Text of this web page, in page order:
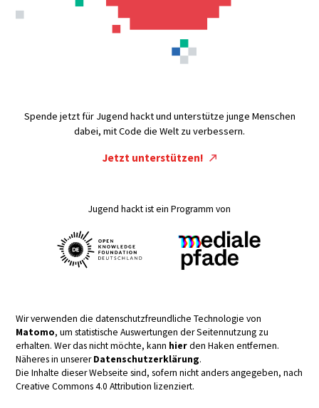
Spende jetzt für Jugend hackt und unterstütze junge Menschen
dabei, mit Code die Welt zu verbessern.
Jetzt unterstützen!
Jugend hackt ist ein Programm von
Wir verwenden die datenschutzfreundliche Technologie von
Matomo, um statistische Auswertungen der Seitennutzung zu
erhalten. Wer das nicht möchte, kann hierden Haken entfernen.
Näheres in unsererDatenschutzerklärung.
Die Inhalte dieser Webseite sind, sofern nicht anders angegeben, nach
Creative Commons 4.0 Attribution lizenziert.